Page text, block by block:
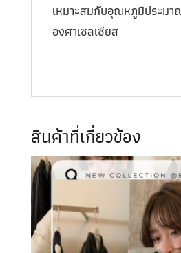
เหมาะสมกับอุณหภูมิประม
องศาเซลเซียส
สินค้าที่เกี่ยวข้อง